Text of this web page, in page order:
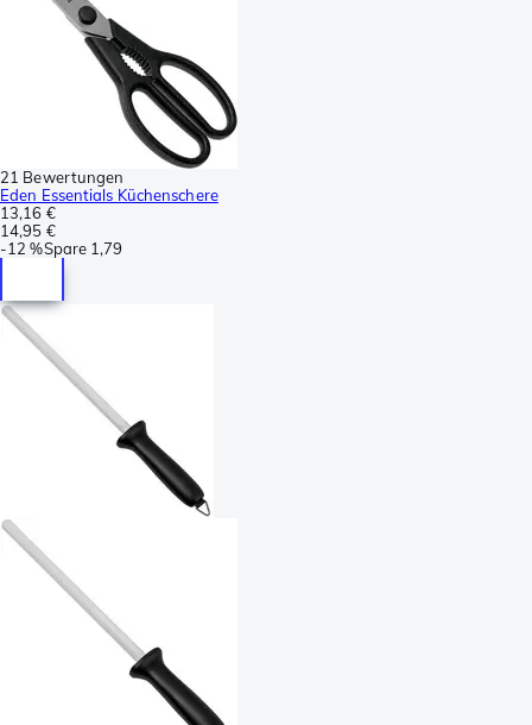
21 Bewertungen
Eden Essentials Küchenschere
13,16 €
14,95 €
-12 %Spare 1,79